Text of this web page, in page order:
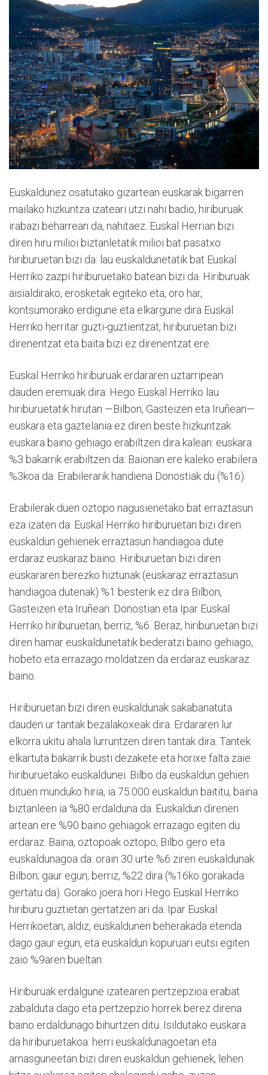
Euskaldunez osatutako gizartean euskarak bigarren
mailako hizkuntza izateari utzi nahi badio, hiriburuak
irabazi beharrean da, nahitaez. Euskal Herrian bizi
diren hiru milioi biztanletatik milioi bat pasatxo
hiriburuetan bizi da: lau euskaldunetatik bat Euskal
Herriko zazpi hiriburuetako batean bizi da. Hiriburuak
aisialdirako, erosketak egiteko eta, oro har,
kontsumorako erdigune eta elkargune dira Euskal
Herriko herritar guzti-guztientzat, hiriburuetan bizi
direnentzat eta baita bizi ez direnentzat ere.
Euskal Herriko hiriburuak erdararen uztarripean
dauden eremuak dira: Hego Euskal Herriko lau
hiriburuetatik hirutan —Bilbon, Gasteizen eta Iruñean—
euskara eta gaztelania ez diren beste hizkuntzak
euskara baino gehiago erabiltzen dira kalean: euskara
%3 bakarrik erabiltzen da. Baionan ere kaleko erabilera
%3koa da. Erabilerarik handiena Donostiak du (%16).
Erabilerak duen oztopo nagusienetako bat erraztasun
eza izaten da. Euskal Herriko hiriburuetan bizi diren
euskaldun gehienek erraztasun handiagoa dute
erdaraz euskaraz baino. Hiriburuetan bizi diren
euskararen berezko hiztunak (euskaraz erraztasun
handiagoa dutenak) %1 besterik ez dira Bilbon,
Gasteizen eta Iruñean. Donostian eta Ipar Euskal
Herriko hiriburuetan, berriz, %6. Beraz, hiriburuetan bizi
diren hamar euskaldunetatik bederatzi baino gehiago,
hobeto eta errazago moldatzen da erdaraz euskaraz
baino.
Hiriburuetan bizi diren euskaldunak sakabanatuta
dauden ur tantak bezalakoxeak dira. Erdararen lur
elkorra ukitu ahala lurruntzen diren tantak dira. Tantek
elkartuta bakarrik busti dezakete eta horixe falta zaie
hiriburuetako euskaldunei. Bilbo da euskaldun gehien
dituen munduko hiria, ia 75.000 euskaldun baititu, baina
biztanleen ia %80 erdalduna da. Euskaldun direnen
artean ere %90 baino gehiagok errazago egiten du
erdaraz. Baina, oztopoak oztopo, Bilbo gero eta
euskaldunagoa da: orain 30 urte %6 ziren euskaldunak
Bilbon; gaur egun, berriz, %22 dira (%16ko gorakada
gertatu da). Gorako joera hori Hego Euskal Herriko
hiriburu guztietan gertatzen ari da. Ipar Euskal
Herrikoetan, aldiz, euskaldunen beherakada etenda
dago gaur egun, eta euskaldun kopuruari eutsi egiten
zaio %9aren bueltan.
Hiriburuak erdalgune izatearen pertzepzioa erabat
zabalduta dago eta pertzepzio horrek berez direna
baino erdaldunago bihurtzen ditu. Isildutako euskara
da hiriburuetakoa: herri euskaldunagoetan eta
arnasguneetan bizi diren euskaldun gehienek, lehen